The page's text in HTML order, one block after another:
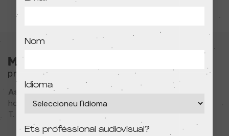
Associació Cultural MODIband
hola@primerfestivaldecine.com
T. 933 023 553
Nom
Idioma
Ets professional audiovisual?